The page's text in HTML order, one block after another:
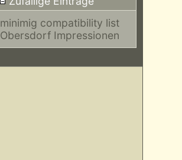
minimig compatibility list
Obersdorf Impressionen